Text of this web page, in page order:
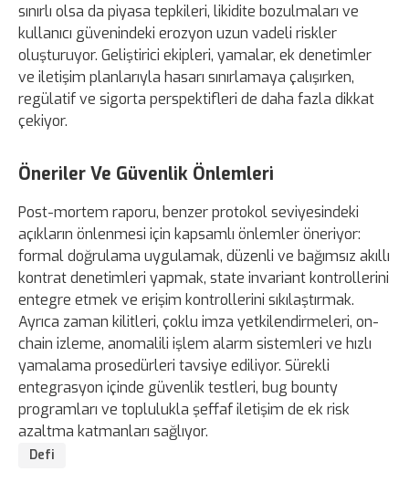
sınırlı olsa da piyasa tepkileri, likidite bozulmaları ve
kullanıcı güvenindeki erozyon uzun vadeli riskler
oluşturuyor. Geliştirici ekipleri, yamalar, ek denetimler
ve iletişim planlarıyla hasarı sınırlamaya çalışırken,
regülatif ve sigorta perspektifleri de daha fazla dikkat
çekiyor.
Öneriler Ve Güvenlik Önlemleri
Post-mortem raporu, benzer protokol seviyesindeki
açıkların önlenmesi için kapsamlı önlemler öneriyor:
formal doğrulama uygulamak, düzenli ve bağımsız akıllı
kontrat denetimleri yapmak, state invariant kontrollerini
entegre etmek ve erişim kontrollerini sıkılaştırmak.
Ayrıca zaman kilitleri, çoklu imza yetkilendirmeleri, on-
chain izleme, anomalili işlem alarm sistemleri ve hızlı
yamalama prosedürleri tavsiye ediliyor. Sürekli
entegrasyon içinde güvenlik testleri, bug bounty
programları ve toplulukla şeffaf iletişim de ek risk
azaltma katmanları sağlıyor.
Defi